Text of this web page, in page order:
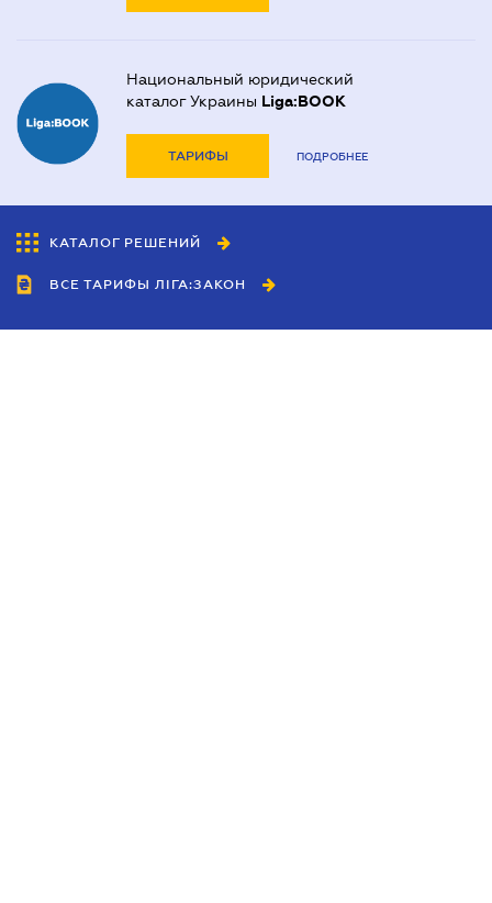
Национальный юридический
каталог Украины Liga:BOOK
ТАРИФЫ ПОДРОБНЕЕ
КАТАЛОГ РЕШЕНИЙ
ВСЕ ТАРИФЫ ЛІГА:ЗАКОН